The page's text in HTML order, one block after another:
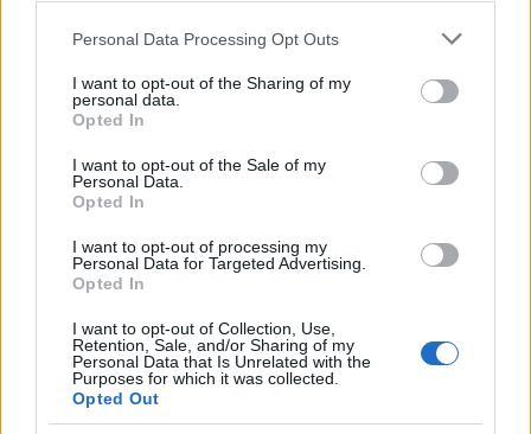
Personal Data Processing Opt Outs
I want to opt-out of the Sharing of my
personal data.
Opted In
I want to opt-out of the Sale of my
Personal Data.
Opted In
I want to opt-out of processing my
Personal Data for Targeted Advertising.
Opted In
I want to opt-out of Collection, Use,
Retention, Sale, and/or Sharing of my
Personal Data that Is Unrelated with the
Purposes for which it was collected.
Opted Out
čistoća i red. Prema Feng Shuiju, kuhinja, dnevna
soba i spavaća soba treba da budu uredne kako bi
energija nesmetano strujala kroz vaš dom. Također
je važno da se oslobodite nepotrebnih stvari, a
oštećene predmete zamijenite novima, posebno u
uglu novca.
Feng shui je praksa koja se zasniva na energiji i
ravnoteži, pa su stalna svjesnost i briga o uglu
novca ključni za postizanje dugoročnog
finansijskog prosperiteta.